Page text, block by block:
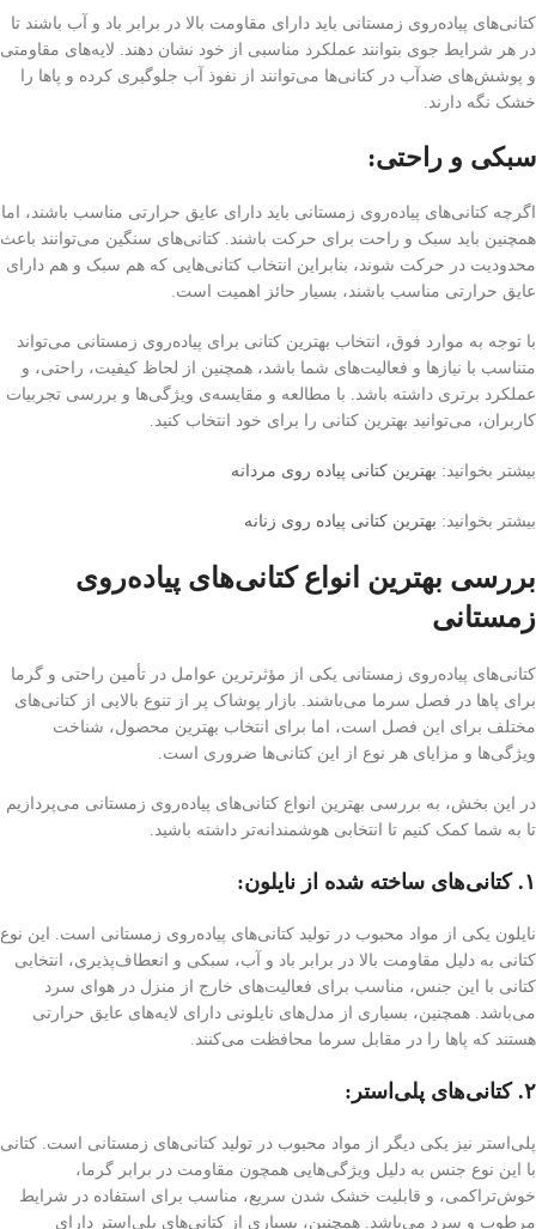
کتانی‌های پیاده‌روی زمستانی باید دارای مقاومت بالا در برابر باد و آب باشند تا
در هر شرایط جوی بتوانند عملکرد مناسبی از خود نشان دهند. لایه‌های مقاومتی
و پوشش‌های ضدآب در کتانی‌ها می‌توانند از نفوذ آب جلوگیری کرده و پاها را
خشک نگه دارند.
سبکی و راحتی:
اگرچه کتانی‌های پیاده‌روی زمستانی باید دارای عایق حرارتی مناسب باشند، اما
همچنین باید سبک و راحت برای حرکت باشند. کتانی‌های سنگین می‌توانند باعث
محدودیت در حرکت شوند، بنابراین انتخاب کتانی‌هایی که هم سبک و هم دارای
عایق حرارتی مناسب باشند، بسیار حائز اهمیت است.
با توجه به موارد فوق، انتخاب بهترین کتانی برای پیاده‌روی زمستانی می‌تواند
متناسب با نیازها و فعالیت‌های شما باشد، همچنین از لحاظ کیفیت، راحتی، و
عملکرد برتری داشته باشد. با مطالعه و مقایسه‌ی ویژگی‌ها و بررسی تجربیات
کاربران، می‌توانید بهترین کتانی را برای خود انتخاب کنید.
بیشتر بخوانید: بهترین کتانی پیاده روی مردانه
بیشتر بخوانید: بهترین کتانی پیاده روی زنانه
بررسی بهترین انواع کتانی‌های پیاده‌روی
زمستانی
کتانی‌های پیاده‌روی زمستانی یکی از مؤثرترین عوامل در تأمین راحتی و گرما
برای پاها در فصل سرما می‌باشند. بازار پوشاک پر از تنوع بالایی از کتانی‌های
مختلف برای این فصل است، اما برای انتخاب بهترین محصول، شناخت
ویژگی‌ها و مزایای هر نوع از این کتانی‌ها ضروری است.
در این بخش، به بررسی بهترین انواع کتانی‌های پیاده‌روی زمستانی می‌پردازیم
تا به شما کمک کنیم تا انتخابی هوشمندانه‌تر داشته باشید.
۱. کتانی‌های ساخته شده از نایلون:
نایلون یکی از مواد محبوب در تولید کتانی‌های پیاده‌روی زمستانی است. این نوع
کتانی به دلیل مقاومت بالا در برابر باد و آب، سبکی و انعطاف‌پذیری، انتخابی
کتانی با این جنس، مناسب برای فعالیت‌های خارج از منزل در هوای سرد
می‌باشد. همچنین، بسیاری از مدل‌های نایلونی دارای لایه‌های عایق حرارتی
هستند که پاها را در مقابل سرما محافظت می‌کنند.
۲. کتانی‌های پلی‌استر:
پلی‌استر نیز یکی دیگر از مواد محبوب در تولید کتانی‌های زمستانی است. کتانی
با این نوع جنس به دلیل ویژگی‌هایی همچون مقاومت در برابر گرما،
خوش‌تراکمی، و قابلیت خشک شدن سریع، مناسب برای استفاده در شرایط
مرطوب و سرد می‌باشد. همچنین، بسیاری از کتانی‌های پلی‌استر دارای